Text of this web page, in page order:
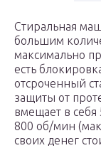
Стиральная
большим
максимально
есть
отсроченный
защиты от
вмещает в себя
800 об/мин
своих денег